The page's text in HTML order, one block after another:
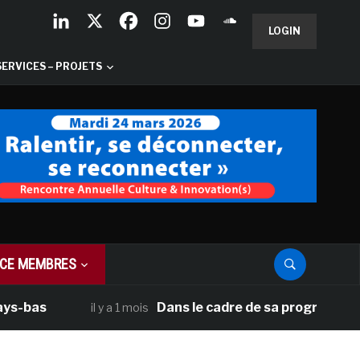
LOGIN
– PROJETS
MEMBRES
il y a 1 mois Dans le cadre de sa programmation